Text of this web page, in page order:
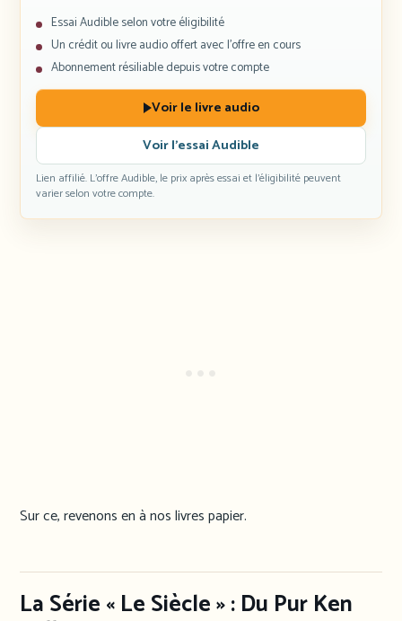
Essai Audible selon votre éligibilité
Un crédit ou livre audio offert avec l’offre en cours
Abonnement résiliable depuis votre compte
Voir le livre audio
Voir l’essai Audible
Lien affilié. L’offre Audible, le prix après essai et l’éligibilité peuvent
varier selon votre compte.
Sur ce, revenons en à nos livres papier.
La Série « Le Siècle » : Du Pur Ken